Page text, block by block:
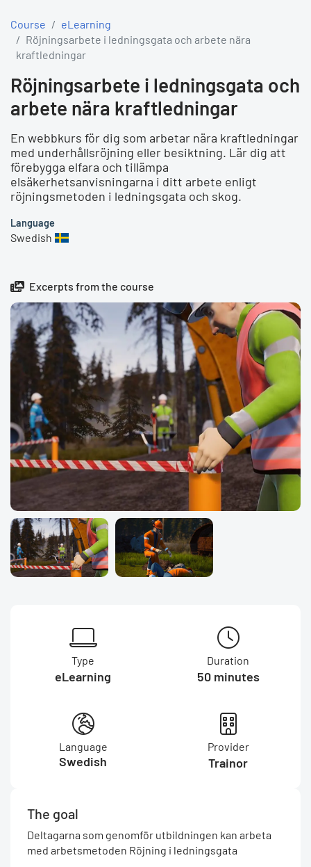
Course
eLearning
Röjningsarbete i ledningsgata och arbete nära
kraftledningar
Röjningsarbete i ledningsgata och
arbete nära kraftledningar
En webbkurs för dig som arbetar nära kraftledningar
med underhållsröjning eller besiktning. Lär dig att
förebygga elfara och tillämpa
elsäkerhetsanvisningarna i ditt arbete enligt
röjningsmetoden i ledningsgata och skog.
Language
Swedish
Excerpts from the course
The goal
Deltagarna som genomför utbildningen kan arbeta
med arbetsmetoden Röjning i ledningsgata
Type
eLearning
Duration
50 minutes
Language
Swedish
Provider
Trainor